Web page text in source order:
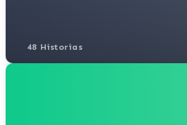
48 Historias